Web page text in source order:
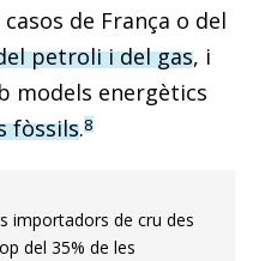
de França o del
petroli i del gas, i
models energètics
fòssils.8
importadors de cru des
del 35% de les